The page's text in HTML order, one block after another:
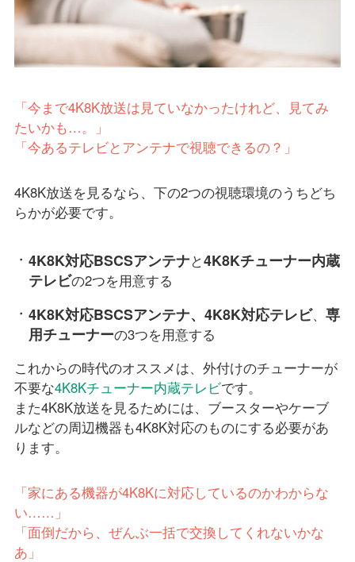
「今まで4K8K放送は見ていなかったけれど、見てみ
たいかも…。」
「今あるテレビとアンテナで視聴できるの？」
4K8K放送を見るなら、下の2つの視聴環境のうちどち
らかが必要です。
4K8K対応BSCSアンテナと4K8Kチューナー内蔵
テレビの2つを用意する
4K8K対応BSCSアンテナ、4K8K対応テレビ、 専
用チューナーの3つを用意する
これからの時代のオススメは、外付けのチューナーが
不要な4K8Kチューナー内蔵テレビです。
また4K8K放送を見るためには、ブースターやケーブ
ルなどの周辺機器も4K8K対応のものにする必要があ
ります。
「家にある機器が4K8Kに対応しているのかわからな
い……」
「面倒だから、ぜんぶ一括で交換してくれないかな
あ」